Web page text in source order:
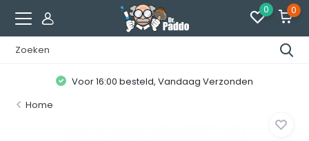
0 0
Voor 16:00 besteld, Vandaag Verzonden
Home